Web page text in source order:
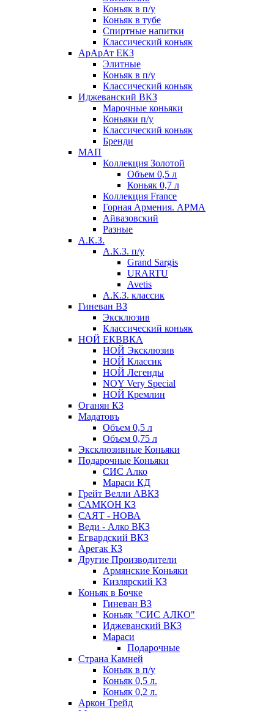
Коньяк в п/у
Коньяк в тубе
Спиртные напитки
Классический коньяк
АрАрАт ЕКЗ
Элитные
Коньяк в п/у
Классический коньяк
Иджеванский ВКЗ
Марочные коньяки
Коньяки п/у
Классический коньяк
Бренди
МАП
Коллекция Золотой
Объем 0,5 л
Коньяк 0,7 л
Коллекция France
Горная Армения. АРМА
Айвазовский
Разные
А.К.З.
А.К.З. п/у
Grand Sargis
URARTU
Avetis
А.К.З. классик
Гиневан ВЗ
Эксклюзив
Классический коньяк
НОЙ ЕКВВКА
НОЙ Эксклюзив
НОЙ Классик
НОЙ Легенды
NOY Very Speсial
НОЙ Кремлин
Оганян КЗ
Мадатовъ
Объем 0,5 л
Объем 0,75 л
Эксклюзивные Коньяки
Подарочные Коньяки
СИС Алко
Мараси КД
Грейт Велли АВКЗ
САМКОН КЗ
САЯТ - НОВА
Веди - Алко ВКЗ
Егвардский ВКЗ
Арегак КЗ
Другие Производители
Армянские Коньяки
Кизлярский КЗ
Коньяк в Бочке
Гиневан ВЗ
Коньяк "СИС АЛКО"
Иджеванский ВКЗ
Мараси
Подарочные
Страна Камней
Коньяк в п/у
Коньяк 0,5 л.
Коньяк 0,2 л.
Аркон Трейд